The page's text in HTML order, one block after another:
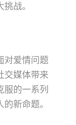
战。
对爱情问题
交媒体带来
的一系列
新命题。